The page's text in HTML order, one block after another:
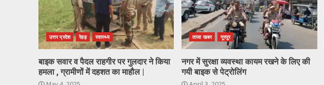
उत्तर प्रदेश रेहड़ स्वास्थ्य
बाइक सवार व पैदल राहगीर पर गुलदार ने किया
हमला , ग्रामीणों में दहशत का माहौल |
ताजा खबर नूरपुर
नगर में सुरक्षा व्यवस्था कायम रखने के लिए की
गयी बाइक से पेट्रोलिंग